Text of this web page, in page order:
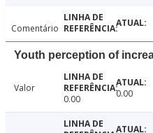
Comentário
Youth perception of
Valor
0.00
0.00